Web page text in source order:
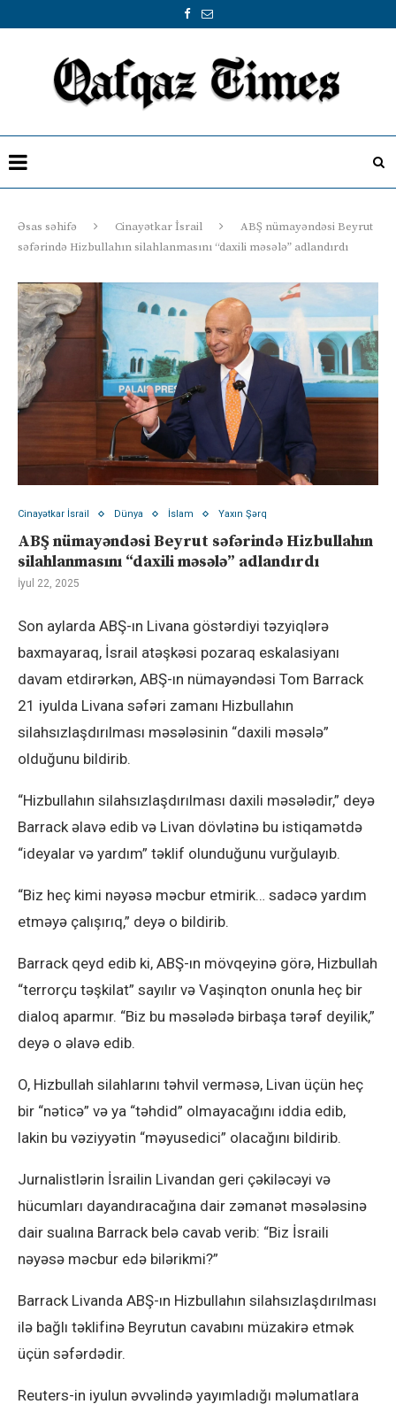
Əsas səhifə Cinayətkar İsrail
ABŞ nümayəndəsi Beyrut
səfərində Hizbullahın silahlanmasını “daxili məsələ” adlandırdı
Cinayətkar İsrail Dünya İslam Yaxın Şərq
ABŞ nümayəndəsi Beyrut səfərində Hizbullahın
silahlanmasını “daxili məsələ” adlandırdı
İyul 22, 2025
Son aylarda ABŞ-ın Livana göstərdiyi təzyiqlərə
baxmayaraq, İsrail atəşkəsi pozaraq eskalasiyanı
davam etdirərkən, ABŞ-ın nümayəndəsi Tom Barrack
21 iyulda Livana səfəri zamanı Hizbullahın
silahsızlaşdırılması məsələsinin “daxili məsələ”
olduğunu bildirib.
“Hizbullahın silahsızlaşdırılması daxili məsələdir,” deyə
Barrack əlavə edib və Livan dövlətinə bu istiqamətdə
“ideyalar və yardım” təklif olunduğunu vurğulayıb.
“Biz heç kimi nəyəsə məcbur etmirik… sadəcə yardım
etməyə çalışırıq,” deyə o bildirib.
Barrack qeyd edib ki, ABŞ-ın mövqeyinə görə, Hizbullah
“terrorçu təşkilat” sayılır və Vaşinqton onunla heç bir
dialoq aparmır. “Biz bu məsələdə birbaşa tərəf deyilik,”
deyə o əlavə edib.
O, Hizbullah silahlarını təhvil verməsə, Livan üçün heç
bir “nəticə” və ya “təhdid” olmayacağını iddia edib,
lakin bu vəziyyətin “məyusedici” olacağını bildirib.
Jurnalistlərin İsrailin Livandan geri çəkiləcəyi və
hücumları dayandıracağına dair zəmanət məsələsinə
dair sualına Barrack belə cavab verib: “Biz İsraili
nəyəsə məcbur edə bilərikmi?”
Barrack Livanda ABŞ-ın Hizbullahın silahsızlaşdırılması
ilə bağlı təklifinə Beyrutun cavabını müzakirə etmək
üçün səfərdədir.
Reuters-in iyulun əvvəlində yayımladığı məlumatlara